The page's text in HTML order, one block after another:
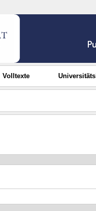
Volltexte